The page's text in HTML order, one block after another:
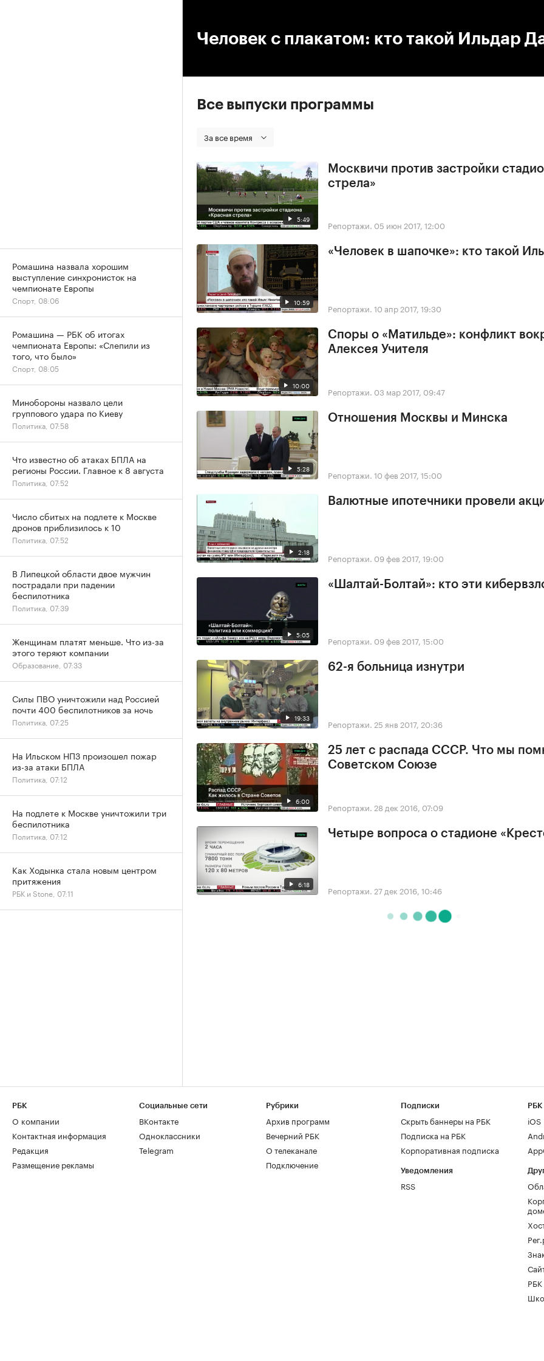
Человек с плакатом: кто такой Ильдар
Все выпуски программы
За все время
5:49
Москвичи против застройки
стрела»
Репортажи. 05 июн 2017, 12:00
10:59
«Человек в шапочке»: кто такой
Репортажи. 10 апр 2017, 19:30
10:00
Споры о «Матильде»: конфликт
Алексея Учителя
Репортажи. 03 мар 2017, 09:47
5:28
Отношения Москвы и Минска
Репортажи. 10 фев 2017, 15:00
2:18
Валютные ипотечники провели
Репортажи. 09 фев 2017, 19:00
5:05
«Шалтай-Болтай»: кто эти
Репортажи. 09 фев 2017, 15:00
19:33
62-я больница изнутри
Репортажи. 25 янв 2017, 20:36
6:00
25 лет с распада СССР. Что мы
Советском Союзе
Репортажи. 28 дек 2016, 07:09
6:18
Четыре вопроса о стадионе
Репортажи. 27 дек 2016, 10:46
Ромашина назвала хорошим
выступление синхронисток на
чемпионате Европы
Спорт, 08:06
Ромашина — РБК об итогах
чемпионата Европы: «Слепили из
того, что было»
Спорт, 08:05
Минобороны назвало цели
группового удара по Киеву
Политика, 07:58
Что известно об атаках БПЛА на
регионы России. Главное к 8 августа
Политика, 07:52
Число сбитых на подлете к Москве
дронов приблизилось к 10
Политика, 07:52
В Липецкой области двое мужчин
пострадали при падении
беспилотника
Политика, 07:39
Женщинам платят меньше. Что из-за
этого теряют компании
Образование, 07:33
Силы ПВО уничтожили над Россией
почти 400 беспилотников за ночь
Политика, 07:25
На Ильском НПЗ произошел пожар
из-за атаки БПЛА
Политика, 07:12
На подлете к Москве уничтожили три
беспилотника
Политика, 07:12
Как Ходынка стала новым центром
притяжения
РБК и Stone, 07:11
РБК
О компании
Контактная информация
Редакция
Размещение рекламы
Социальные сети
ВКонтакте
Одноклассники
Telegram
Рубрики
Архив программ
Вечерний РБК
О телеканале
Подключение
Подписки
Скрыть баннеры на РБК
Подписка на РБК
Корпоративная подписка
Уведомления
RSS
РБК
iOS